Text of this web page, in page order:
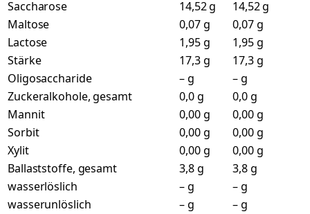
Saccharose
14,52 g
14,52 g
Maltose
0,07 g
0,07 g
Lactose
1,95 g
1,95 g
Stärke
17,3 g
17,3 g
Oligosaccharide
– g
– g
Zuckeralkohole, gesamt
0,0 g
0,0 g
Mannit
0,00 g
0,00 g
Sorbit
0,00 g
0,00 g
Xylit
0,00 g
0,00 g
Ballaststoffe, gesamt
3,8 g
3,8 g
wasserlöslich
– g
– g
wasserunlöslich
– g
– g